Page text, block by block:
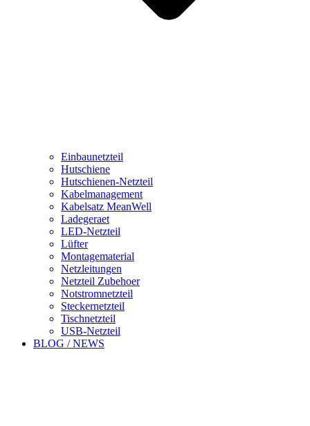
Einbaunetzteil
Hutschiene
Hutschienen-Netzteil
Kabelmanagement
Kabelsatz MeanWell
Ladegeraet
LED-Netzteil
Lüfter
Montagematerial
Netzleitungen
Netzteil Zubehoer
Notstromnetzteil
Steckernetzteil
Tischnetzteil
USB-Netzteil
BLOG / NEWS